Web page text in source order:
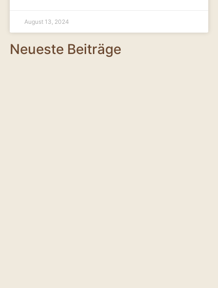
August 13, 2024
Neueste Beiträge